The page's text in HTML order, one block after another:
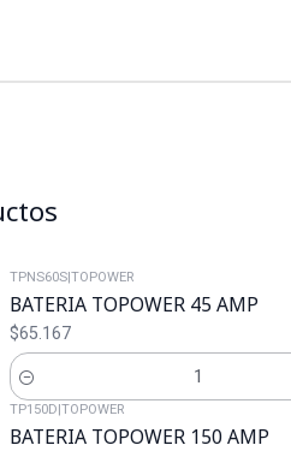
TPNS60S |TOPOWER
BATERIA TOPOWER 45 AMP
$65.167
Cantidad
TP150D |TOPOWER
BATERIA TOPOWER 150 AMP